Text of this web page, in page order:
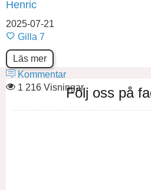
Henric
2025-07-21
Gilla 7
Läs mer
Kommentar
1 216 VisningarFölj oss på